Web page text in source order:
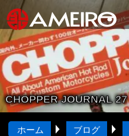
CHOPPER JOURNAL 27
ホーム ブログ